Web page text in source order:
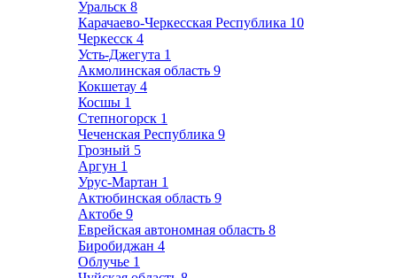
Уральск 8
Карачаево-Черкесская Республика 10
Черкесск 4
Усть-Джегута 1
Акмолинская область 9
Кокшетау 4
Косшы 1
Степногорск 1
Чеченская Республика 9
Грозный 5
Аргун 1
Урус-Мартан 1
Актюбинская область 9
Актобе 9
Еврейская автономная область 8
Биробиджан 4
Облучье 1